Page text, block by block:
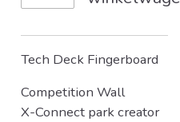
Tech Deck Fingerboard
Competition Wall
X-Connect park creator